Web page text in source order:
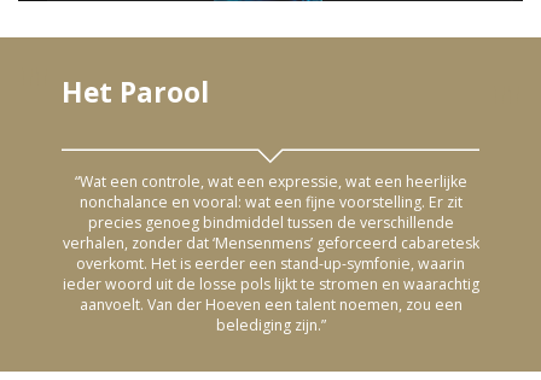
Het Parool
“Wat een controle, wat een expressie, wat een heerlijke
nonchalance en vooral: wat een fijne voorstelling. Er zit
precies genoeg bindmiddel tussen de verschillende
verhalen, zonder dat ‘Mensenmens’ geforceerd cabaretesk
overkomt. Het is eerder een stand-up-symfonie, waarin
ieder woord uit de losse pols lijkt te stromen en waarachtig
aanvoelt. Van der Hoeven een talent noemen, zou een
belediging zijn.”